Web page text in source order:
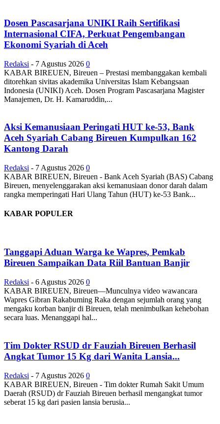
Dosen Pascasarjana UNIKI Raih Sertifikasi
Internasional CIFA, Perkuat Pengembangan
Ekonomi Syariah di Aceh
Redaksi - 7 Agustus 2026 0
KABAR BIREUEN, Bireuen – Prestasi membanggakan kembali
ditorehkan sivitas akademika Universitas Islam Kebangsaan
Indonesia (UNIKI) Aceh. Dosen Program Pascasarjana Magister
Manajemen, Dr. H. Kamaruddin,...
Aksi Kemanusiaan Peringati HUT ke-53, Bank
Aceh Syariah Cabang Bireuen Kumpulkan 162
Kantong Darah
Redaksi - 7 Agustus 2026 0
KABAR BIREUEN, Bireuen - Bank Aceh Syariah (BAS) Cabang
Bireuen, menyelenggarakan aksi kemanusiaan donor darah dalam
rangka memperingati Hari Ulang Tahun (HUT) ke-53 Bank...
KABAR POPULER
Tanggapi Aduan Warga ke Wapres, Pemkab
Bireuen Sampaikan Data Riil Bantuan Banjir
Redaksi - 6 Agustus 2026 0
KABAR BIREUEN, Bireuen—Munculnya video wawancara
Wapres Gibran Rakabuming Raka dengan sejumlah orang yang
mengaku korban banjir di Bireuen, telah menimbulkan kehebohan
secara luas. Menanggapi hal...
Tim Dokter RSUD dr Fauziah Bireuen Berhasil
Angkat Tumor 15 Kg dari Wanita Lansia...
Redaksi - 7 Agustus 2026 0
KABAR BIREUEN, Bireuen - Tim dokter Rumah Sakit Umum
Daerah (RSUD) dr Fauziah Bireuen berhasil mengangkat tumor
seberat 15 kg dari pasien lansia berusia...